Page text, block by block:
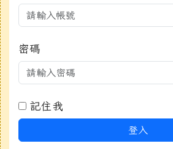
密碼
記住我
登入